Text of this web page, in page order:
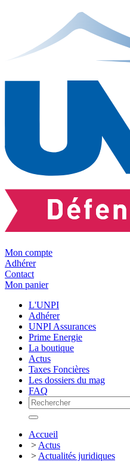
Mon compte
Adhérer
Contact
Mon panier
L'UNPI
Adhérer
UNPI Assurances
Prime Energie
La boutique
Actus
Taxes Foncières
Les dossiers du mag
FAQ
Accueil
> Actus
> Actualités juridiques